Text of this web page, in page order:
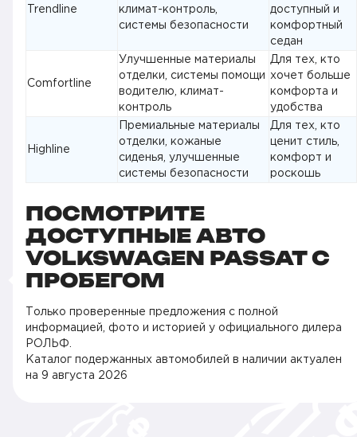
Trendline
климат-контроль,
системы безопасности
доступный и
комфортный
седан
Comfortline
Улучшенные материалы
отделки, системы помощи
водителю, климат-
контроль
Для тех, кто
хочет больше
комфорта и
удобства
Highline
Премиальные материалы
отделки, кожаные
сиденья, улучшенные
системы безопасности
Для тех, кто
ценит стиль,
комфорт и
роскошь
ПОСМОТРИТЕ
ДОСТУПНЫЕ АВТО
VOLKSWAGEN PASSAT С
ПРОБЕГОМ
Только проверенные предложения с полной
информацией, фото и историей у официального дилера
РОЛЬФ.
Каталог подержанных автомобилей в наличии актуален
на 9 августа 2026